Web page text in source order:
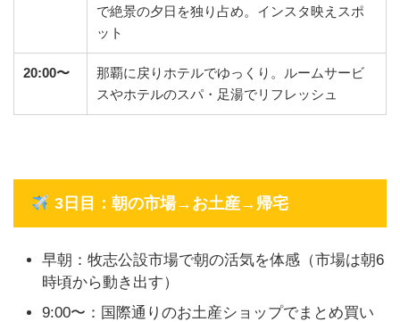
で絶景の夕日を独り占め。インスタ映えスポ
ット
20:00〜
那覇に戻りホテルでゆっくり。ルームサービ
スやホテルのスパ・足湯でリフレッシュ
3日目：朝の市場→お土産→帰宅
早朝：牧志公設市場で朝の活気を体感（市場は朝6
時頃から動き出す）
9:00〜：国際通りのお土産ショップでまとめ買い